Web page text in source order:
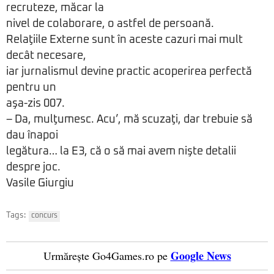
recruteze, măcar la
nivel de colaborare, o astfel de persoană.
Relaţiile Externe sunt în aceste cazuri mai mult
decât necesare,
iar jurnalismul devine practic acoperirea perfectă
pentru un
aşa-zis 007.
– Da, mulţumesc. Acu’, mă scuzaţi, dar trebuie să
dau înapoi
legătura… la E3, că o să mai avem nişte detalii
despre joc.
Vasile Giurgiu
Tags: concurs
Urmărește Go4Games.ro pe Google News